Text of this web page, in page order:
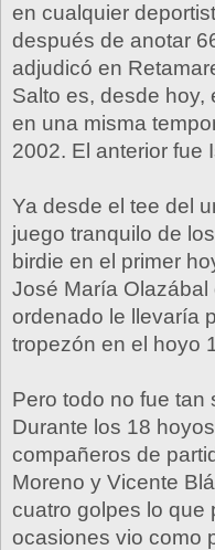
en cualquier
después de anotar
adjudicó en
Salto es, desde
en una misma
2002. El anterior fue
Ya desde el tee del
juego tranquilo de
birdie en el primer
José María Olazábal
ordenado le llevaría
tropezón en el hoyo
Pero todo no fue
Durante los 18
compañeros de
Moreno y Vicente
cuatro golpes lo que
ocasiones vio como